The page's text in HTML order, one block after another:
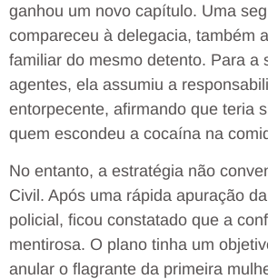
ganhou um novo capítulo. Uma
compareceu à delegacia, também
familiar do mesmo detento. Para a
agentes, ela assumiu a
entorpecente, afirmando que teria
quem escondeu a cocaína na
No entanto, a estratégia não
Civil. Após uma rápida apuração
policial, ficou constatado que a
mentirosa. O plano tinha um
anular o flagrante da primeira